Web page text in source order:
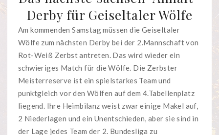
Derby für Geiseltaler Wölfe
Am kommenden Samstag müssen die Geiseltaler
Wölfe zum nächsten Derby bei der 2.Mannschaft von
Rot-Weiß Zerbst antreten. Das wird wieder ein
schwieriges Match für die Wölfe. Die Zerbster
Meisterreserve ist ein spielstarkes Team und
punktgleich vor den Wölfen auf dem 4.Tabellenplatz
liegend. Ihre Heimbilanz weist zwar einige Makel auf,
2 Niederlagen und ein Unentschieden, aber sie sind in
der Lage jedes Team der 2. Bundesliga zu